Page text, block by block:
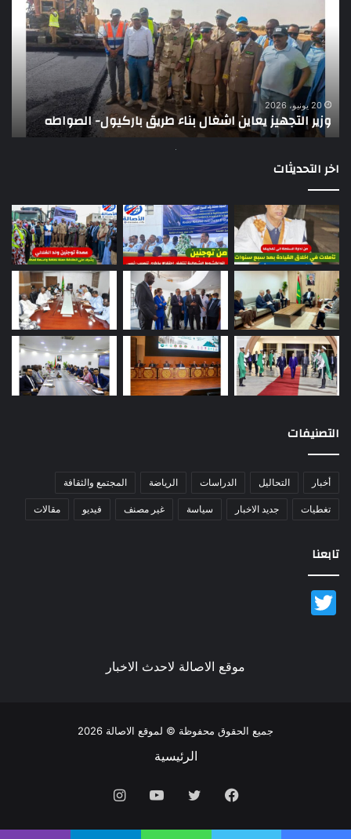
اشغال
بناء
طريق
باركيول-
الصواطه
20 يونيو، 2026
وزير التجهيز يعاين اشغال بناء طريق باركيول- الصواطه
اخر التحديثات
التصنيفات
أخبار التحاليل الدراسات الرياضة المجتمع والثقافة
تغطيات جديد الاخبار سياسة غير مصنف فيديو مقالات
تابعنا
موقع الاصالة لاحدث الاخبار
جميع الحقوق محفوظة © لموقع الاصالة 2026
الرئيسية
فيسبوك تويتر يوتيوب